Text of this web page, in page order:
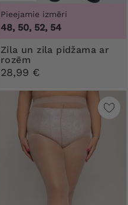
Pieejamie izmēri
48, 50, 52, 54
Zila un zila pidžama ar
rozēm
28,99 €